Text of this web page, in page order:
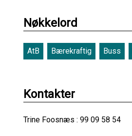
Nøkkelord
AtB Bærekraftig Buss
Kontakter
Trine Foosnæs : 99 09 58 54